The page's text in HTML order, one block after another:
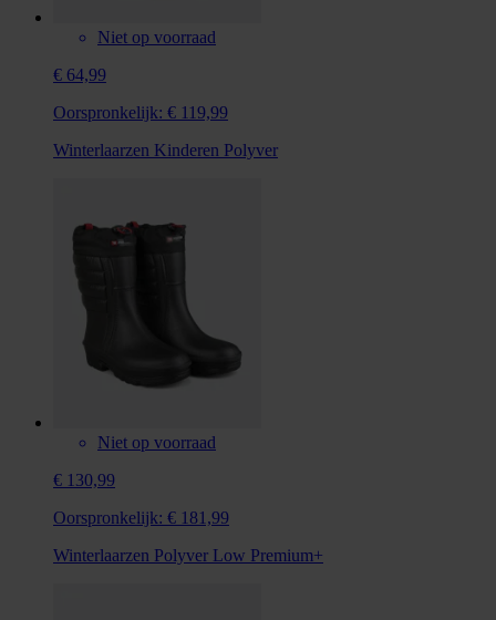
Niet op voorraad
€ 64,99
Oorspronkelijk: € 119,99
Winterlaarzen Kinderen Polyver
Niet op voorraad
€ 130,99
Oorspronkelijk: € 181,99
Winterlaarzen Polyver Low Premium+